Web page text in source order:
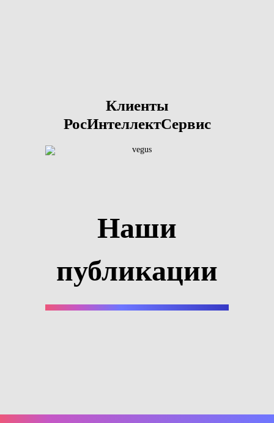
Клиенты
РосИнтеллектСервис
Наши
публикации